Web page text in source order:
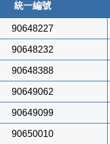
統一編號
90648227
90648232
90648388
90649062
90649099
90650010